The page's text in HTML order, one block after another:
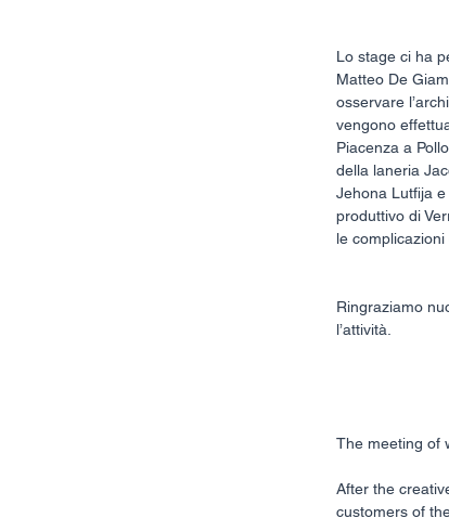
Lo stage ci ha
Matteo De
osservare
vengono
Piacenza a
della laneria
Jehona Lutfija
produttivo di
le
Ringraziamo
l’attività.
The meeting of
After the
customers of